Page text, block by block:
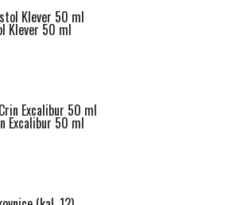
Klever 50 ml
Excalibur 50 ml